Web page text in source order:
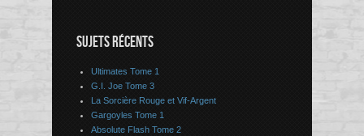
SUJETS RÉCENTS
Ultimates Tome 1
G.I. Joe Tome 3
La Sorcière Rouge et Vif-Argent
Gargoyles Tome 1
Absolute Flash Tome 2